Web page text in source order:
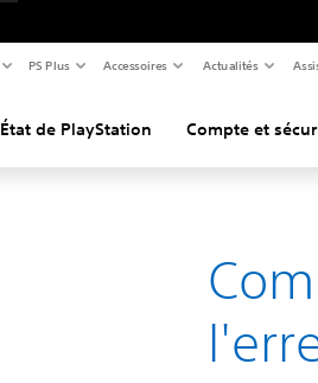
PS Plus Accessoires Actualités
État de PlayStation Compte et